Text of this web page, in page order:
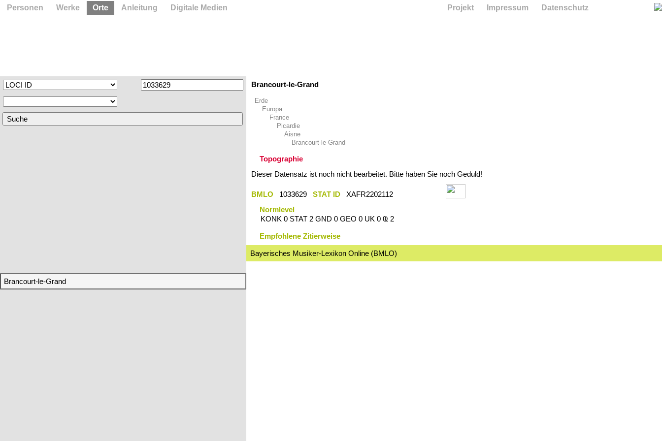
Brancourt-le-Grand
Brancourt-le-Grand
Erde
Europa
France
Picardie
Aisne
Brancourt-le-Grand
Topographie
Dieser Datensatz ist noch nicht bearbeitet. Bitte haben Sie noch Geduld!
BMLO 1033629 STAT ID
XAFR2202112
Normlevel
KONK 0 STAT 2 GND 0 GEO 0 UK 0 Ҩ 2
Empfohlene Zitierweise
Bayerisches Musiker-Lexikon Online (BMLO)
Personen Werke Orte Anleitung Digitale Medien Projekt Impressum Datenschutz